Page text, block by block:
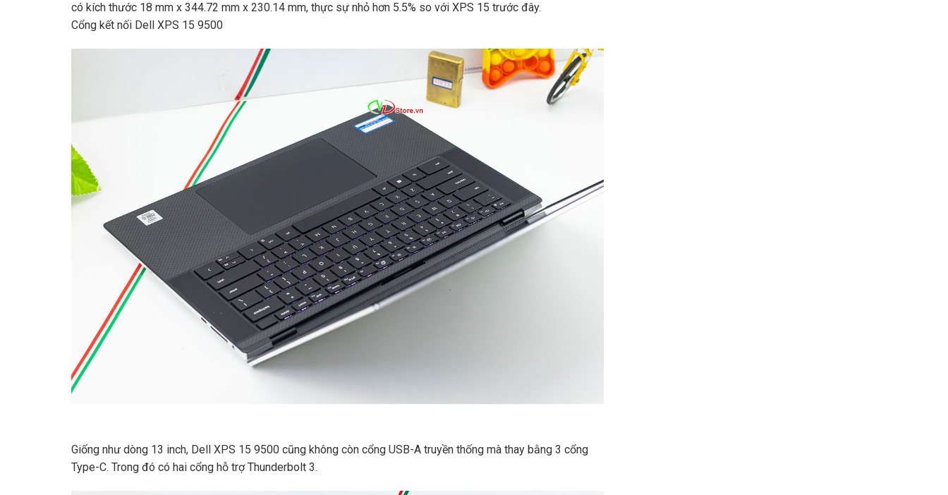
có kích thước 18 mm x 344.72 mm x 230.14 mm, thực sự nhỏ hơn 5.5% so với XPS 15 trước đây.
Cổng kết nối Dell XPS 15 9500
Giống như dòng 13 inch, Dell XPS 15 9500 cũng không còn cổng USB-A truyền thống mà thay bằng 3 cổng
Type-C. Trong đó có hai cổng hỗ trợ Thunderbolt 3.